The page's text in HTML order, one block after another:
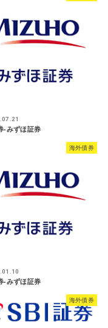
-みずほ証券
海外債券
-みずほ証券
海外債券